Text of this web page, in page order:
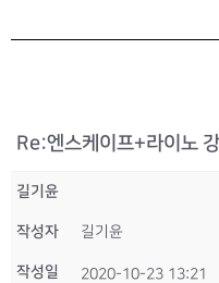
Re:엔스케이프+라이노
길기윤
작성자 길기윤
작성일 2020-10-23 13:21